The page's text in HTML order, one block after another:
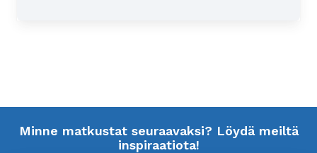
Minne matkustat seuraavaksi? Löydä meiltä
inspiraatiota!